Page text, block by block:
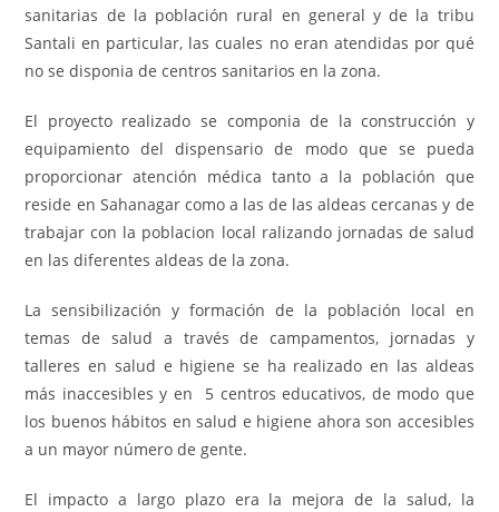
sanitarias de la población rural en general y de la tribu
Santali en particular, las cuales no eran atendidas por qué
no se disponia de centros sanitarios en la zona.
El proyecto realizado se componia de la construcción y
equipamiento del dispensario de modo que se pueda
proporcionar atención médica tanto a la población que
reside en Sahanagar como a las de las aldeas cercanas y de
trabajar con la poblacion local ralizando jornadas de salud
en las diferentes aldeas de la zona.
La sensibilización y formación de la población local en
temas de salud a través de campamentos, jornadas y
talleres en salud e higiene se ha realizado en las aldeas
más inaccesibles y en 5 centros educativos, de modo que
los buenos hábitos en salud e higiene ahora son accesibles
a un mayor número de gente.
El impacto a largo plazo era la mejora de la salud, la